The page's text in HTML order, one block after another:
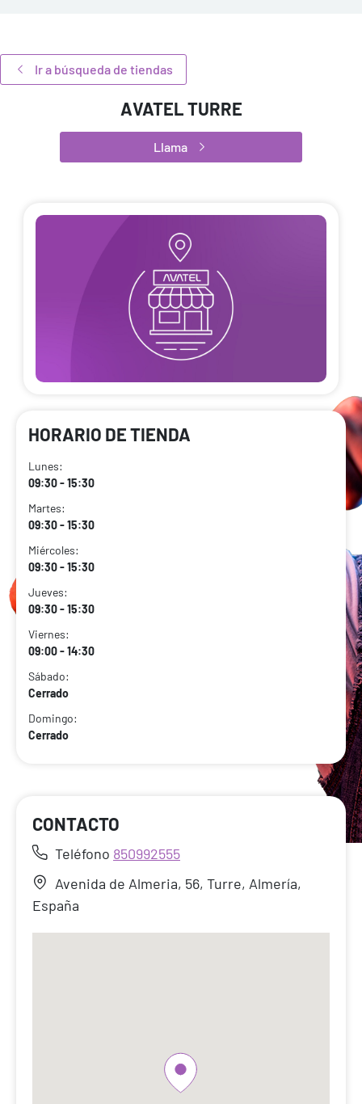
Ir a búsqueda de tiendas
AVATEL TURRE
Llama
HORARIO DE TIENDA
Lunes:
09:30 - 15:30
Martes:
09:30 - 15:30
Miércoles:
09:30 - 15:30
Jueves:
09:30 - 15:30
Viernes:
09:00 - 14:30
Sábado:
Cerrado
Domingo:
Cerrado
CONTACTO
Teléfono 850992555
Avenida de Almeria, 56, Turre, Almería,
España